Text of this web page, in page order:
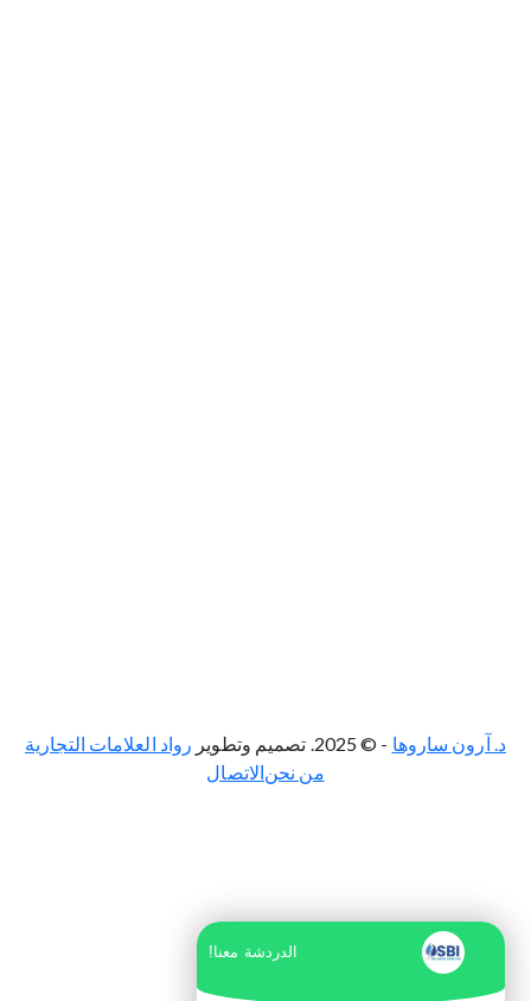
د. آرون ساروها- © 2025. تصميم وتطوير
رواد العلامات التجارية
من نحنالاتصال
الدردشة معنا!